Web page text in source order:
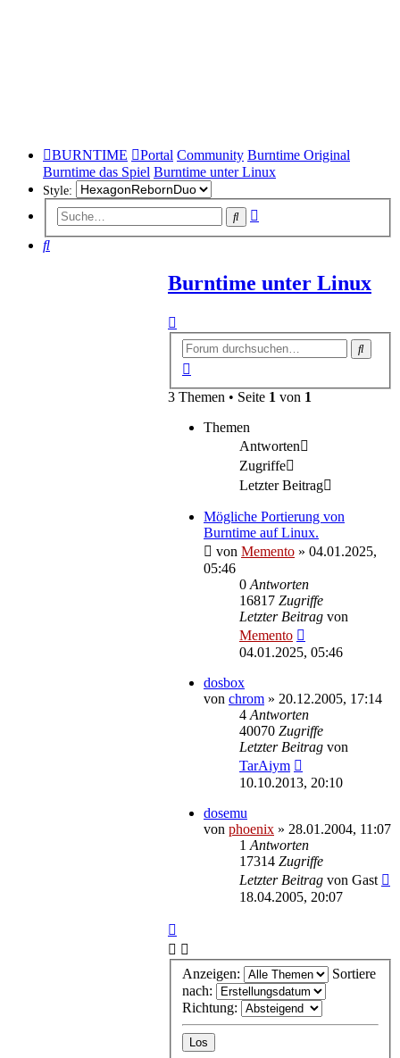
BURNTIME Portal Community Burntime Original
Burntime das Spiel Burntime unter Linux
Style:
Suche
Suche
Burntime unter Linux
Suche
3 Themen • Seite 1 von 1
Themen
Antworten
Zugriffe
Letzter Beitrag
Mögliche Portierung von
Burntime auf Linux.
von Memento » 04.01.2025,
05:46
0 Antworten
16817 Zugriffe
Letzter Beitrag von
Memento
04.01.2025, 05:46
dosbox
von chrom » 20.12.2005, 17:14
4 Antworten
40070 Zugriffe
Letzter Beitrag von
TarAiym
10.10.2013, 20:10
dosemu
von phoenix » 28.01.2004, 11:07
1 Antworten
17314 Zugriffe
Letzter Beitrag von Gast
18.04.2005, 20:07
Anzeigen:
Sortiere
nach:
Richtung: